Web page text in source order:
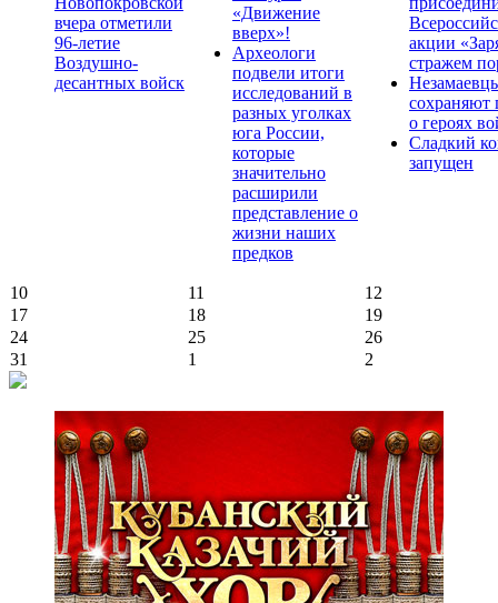
вчера отметили
96-летие
Воздушно-
десантных войск
«Движение
вверх»!
Археологи
подвели итоги
исследований в
разных уголках
юга России,
которые
значительно
расширили
представление о
жизни наших
предков
акции
стражем
сохраняют
о героях
Сладкий
запущен
10 11
12
17
18
19
24
25
26
31
1 2